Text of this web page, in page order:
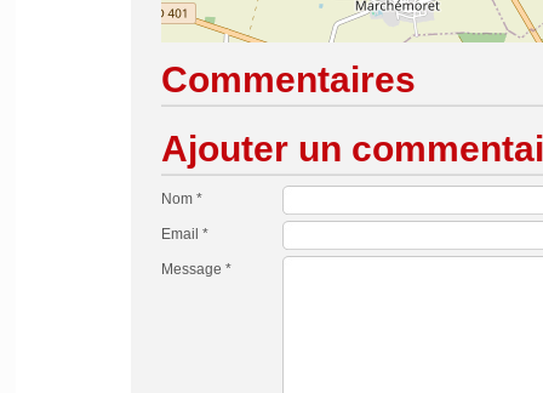
Commentaires
Ajouter un
Nom *
Email *
Message *